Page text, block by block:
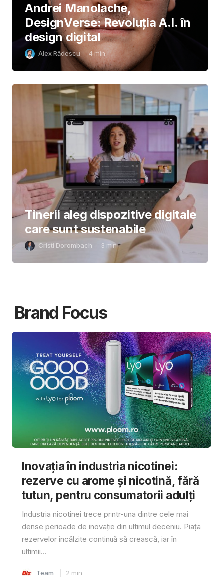
Andrei Manolache,
DesignVerse: Revoluția A.I. în
design digital
Alex Rădescu 4 min
Tinerii aleg dispozitive digitale
care sunt sustenabile
Cristi Dorombach 3 min
Brand Focus
Inovația în industria nicotinei:
rezerve cu arome și nicotină, fără
tutun, pentru consumatorii adulți
Industria nicotinei trece printr-una dintre cele mai
dense perioade de inovație din ultimul deceniu. Piața
rezervelor încălzite continuă să crească, iar în
ultimii...
Team 2 min